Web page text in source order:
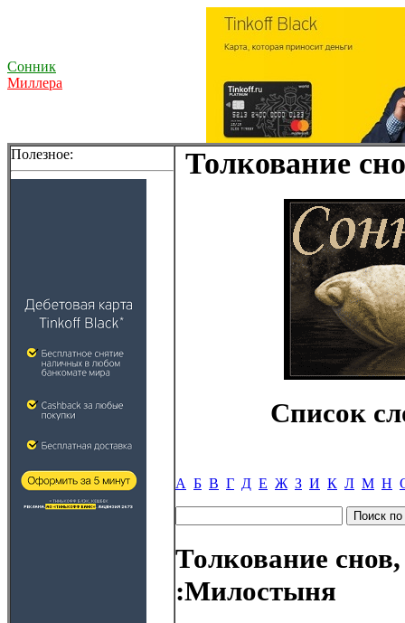
Сонник
Миллера
Полезное: Толкование
Список
А Б В Г Д Е Ж З И К Л М Н
Толкование
:Милостыня